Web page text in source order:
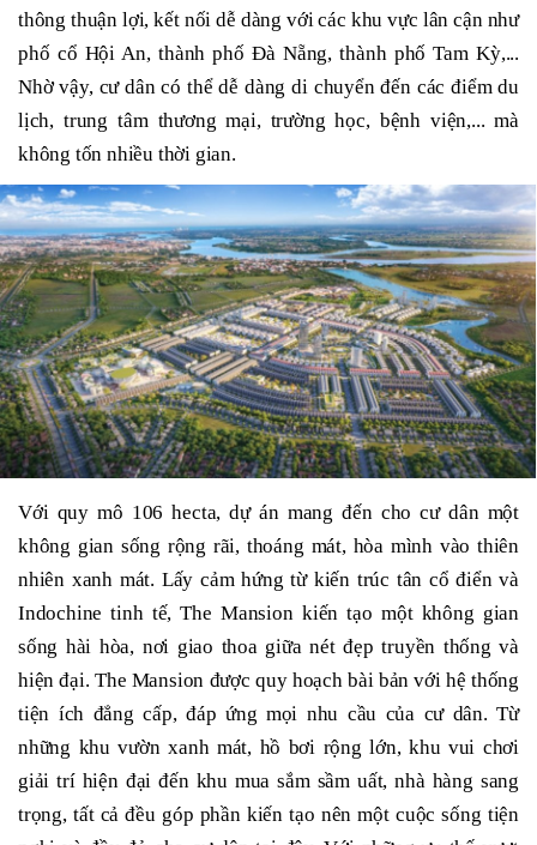
thông thuận lợi, kết nối dễ dàng với các khu vực lân cận như
phố cổ Hội An, thành phố Đà Nẵng, thành phố Tam Kỳ,...
Nhờ vậy, cư dân có thể dễ dàng di chuyển đến các điểm du
lịch, trung tâm thương mại, trường học, bệnh viện,... mà
không tốn nhiều thời gian.
Với quy mô 106 hecta, dự án mang đến cho cư dân một
không gian sống rộng rãi, thoáng mát, hòa mình vào thiên
nhiên xanh mát. Lấy cảm hứng từ kiến trúc tân cổ điển và
Indochine tinh tế, The Mansion kiến tạo một không gian
sống hài hòa, nơi giao thoa giữa nét đẹp truyền thống và
hiện đại. The Mansion được quy hoạch bài bản với hệ thống
tiện ích đẳng cấp, đáp ứng mọi nhu cầu của cư dân. Từ
những khu vườn xanh mát, hồ bơi rộng lớn, khu vui chơi
giải trí hiện đại đến khu mua sắm sầm uất, nhà hàng sang
trọng, tất cả đều góp phần kiến tạo nên một cuộc sống tiện